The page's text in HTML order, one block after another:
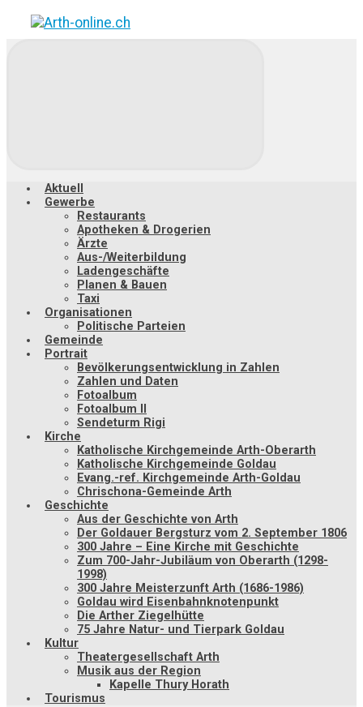
Zum
Hauptinhalt
Aktuell
Gewerbe
Restaurants
Apotheken & Drogerien
Ärzte
Aus-/Weiterbildung
Ladengeschäfte
Planen & Bauen
Taxi
Organisationen
Politische Parteien
Gemeinde
Portrait
Bevölkerungsentwicklung in Zahlen
Zahlen und Daten
Fotoalbum
Fotoalbum II
Sendeturm Rigi
Kirche
Katholische Kirchgemeinde Arth-Oberarth
Katholische Kirchgemeinde Goldau
Evang.-ref. Kirchgemeinde Arth-Goldau
Chrischona-Gemeinde Arth
Geschichte
Aus der Geschichte von Arth
Der Goldauer Bergsturz vom 2. September 1806
300 Jahre – Eine Kirche mit Geschichte
Zum 700-Jahr-Jubiläum von Oberarth (1298-
1998)
300 Jahre Meisterzunft Arth (1686-1986)
Goldau wird Eisenbahnknotenpunkt
Die Arther Ziegelhütte
75 Jahre Natur- und Tierpark Goldau
Kultur
Theatergesellschaft Arth
Musik aus der Region
Kapelle Thury Horath
Tourismus